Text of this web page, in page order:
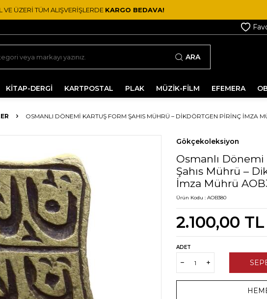
VE ÜZERİ TÜM ALIŞVERİŞLERDE KARGO BEDAVA!
ARA
KİTAP-DERGİ KARTPOSTAL PLAK MÜZİK-FİLM EFEMERA
OSMANLI DÖNEMI KARTUŞ FORM ŞAHIS MÜHRÜ – DIKDÖRTGEN PIRINÇ İMZA
Gökçekoleksiyon
Osmanlı
Şahıs Mührü –
İmza Mührü
Ürün Kodu : AOB380
2.100,00 TL
ADET